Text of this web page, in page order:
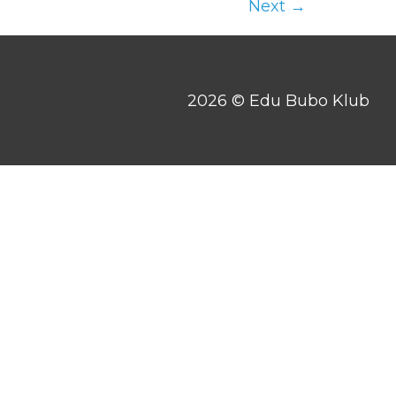
Next →
2026 © Edu Bubo Klub